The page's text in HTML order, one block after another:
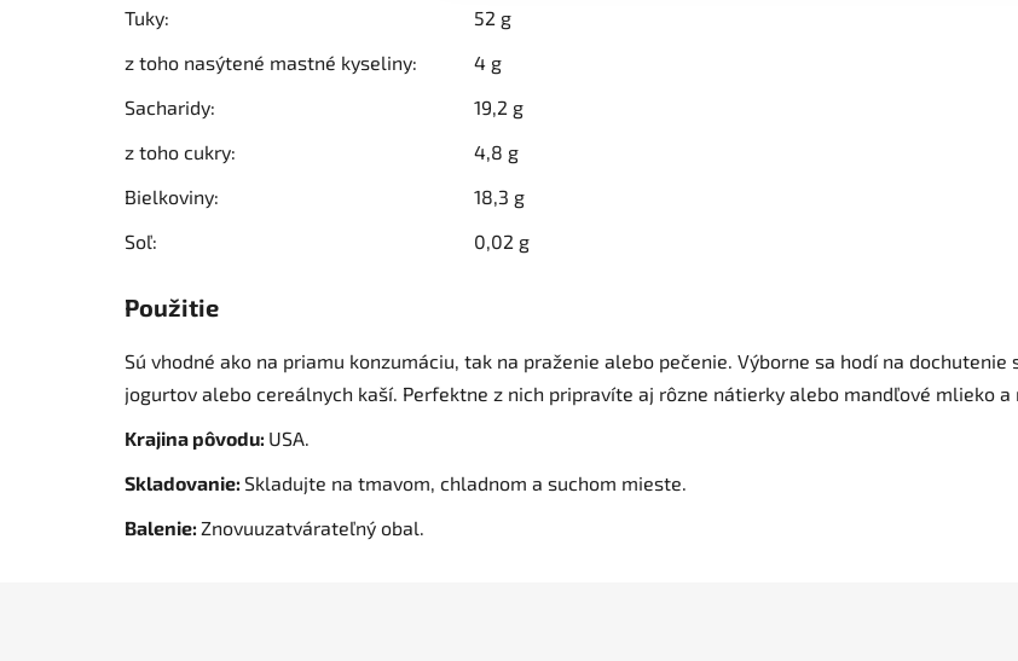
Tuky:
52 g
z toho nasýtené mastné kyseliny:
4 g
Sacharidy:
19,2 g
z toho cukry:
4,8 g
Bielkoviny:
18,3 g
Soľ:
0,02 g
Použitie
Sú vhodné ako na priamu konzumáciu, tak na praženie alebo pečenie. Výborne sa hodí na
jogurtov alebo cereálnych kaší. Perfektne z nich pripravíte aj rôzne nátierky alebo mandľové mlieko a
Krajina pôvodu: USA.
Skladovanie: Skladujte na tmavom, chladnom a suchom mieste.
Balenie: Znovuuzatvárateľný obal.